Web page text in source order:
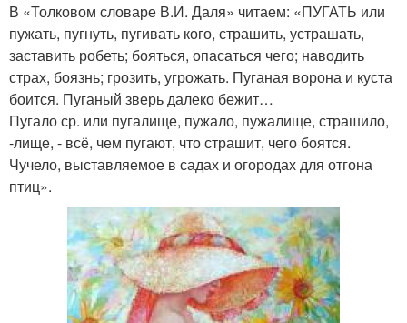
В «Толковом словаре В.И. Даля» читаем: «ПУГАТЬ или
пужать, пугнуть, пугивать кого, страшить, устрашать,
заставить робеть; бояться, опасаться чего; наводить
страх, боязнь; грозить, угрожать. Пуганая ворона и куста
боится. Пуганый зверь далеко бежит…
Пугало ср. или пугалище, пужало, пужалище, страшило,
-лище, - всё, чем пугают, что страшит, чего боятся.
Чучело, выставляемое в садах и огородах для отгона
птиц».